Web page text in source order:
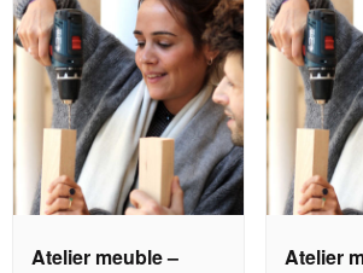
Atelier meuble –
Atelier